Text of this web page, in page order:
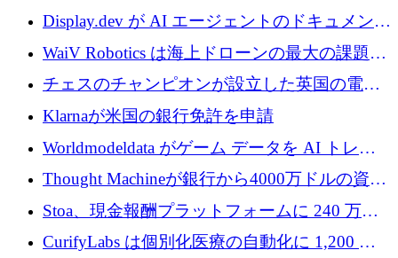
810万ポンドを確保
Display.dev が AI エージェントのドキュメント
コラボレーションを強化するために 47 万ユー
WaiV Robotics は海上ドローンの最大の課題の
1 つをどのように解決しているか
チェスのチャンピオンが設立した英国の電池
材料スタートアップ TaiSan が 465 万ポンドを
Klarnaが米国の銀行免許を申請
Worldmodeldata がゲーム データを AI トレー
ニングに変えるために 700 万ポンドを獲得
Thought Machineが銀行から4000万ドルの資金
調達、年間収益1億ドルを突破
Stoa、現金報酬プラットフォームに 240 万ド
ルを確保
CurifyLabs は個別化医療の自動化に 1,200 万